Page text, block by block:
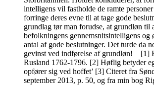
intelligens vil fastholde de ramte
forringe deres evne til at tage gode
grundlag tør man forudse, at grundløn til
befolkningens gennemsnitsintelligens og
antal af gode beslutninger. Det turde da
gevinst ved indførelse af grundløn! [1]
Rusland 1762-1796. [2] Høflig betyder
opfører sig ved hoffet’ [3] Citeret fra
september 2013, p. 50, og fra min bog